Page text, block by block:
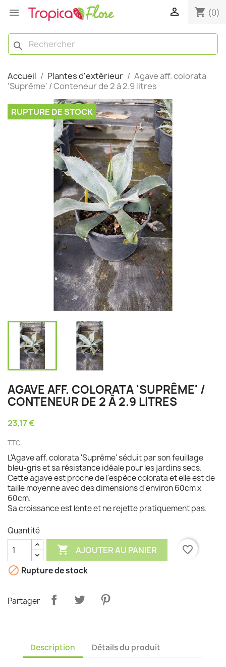
  shopping_cart (0)
search
Accueil Plantes d'extérieur
Agave aff. colorata
'Suprême' / Conteneur de 2 à 2.9 litres
RUPTURE DE STOCK
AGAVE AFF. COLORATA 'SUPRÊME' /
CONTENEUR DE 2 À 2.9 LITRES
23,17 €
TTC
L'Agave aff. colorata 'Suprême' séduit par son feuillage
bleu-gris et sa résistance idéale pour les jardins secs.
Cette agave est proche de l'espèce colorata et elle est de
taille moyenne avec des dimensions d'environ 60cm x
60cm.
Sa croissance est lente et ne rejette pratiquement pas.
Quantité
 AJOUTER AU PANIER
favorite_border
 Rupture de stock
Partager
Description Détails du produit